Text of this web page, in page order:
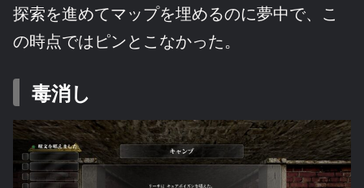
探索を進めてマップを埋めるのに夢中で、こ
の時点ではピンとこなかった。
毒消し